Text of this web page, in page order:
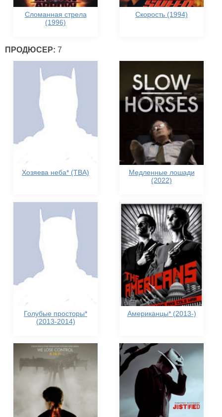
Сломанная стрела
(1996)
Скорость (1994)
ПРОДЮСЕР: 7
Хозяева неба* (TBA)
Медленные лошади
(2022)
Голубые просторы*
(2013-2014)
Американцы* (2013-)